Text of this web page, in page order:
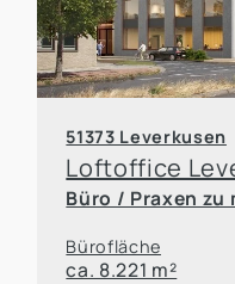
51373 Leverkusen
Büro / Praxen zu
Bürofläche
ca. 8.221 m²